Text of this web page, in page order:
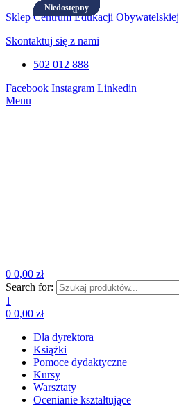
Sklep Centrum Edukacji Obywatelskiej
Skontaktuj się z nami
502 012 888
Facebook Instagram Linkedin
Menu
0 0,00 zł
Search for:
1
0 0,00 zł
Dla dyrektora
Książki
Pomoce dydaktyczne
Kursy
Warsztaty
Ocenianie kształtujące